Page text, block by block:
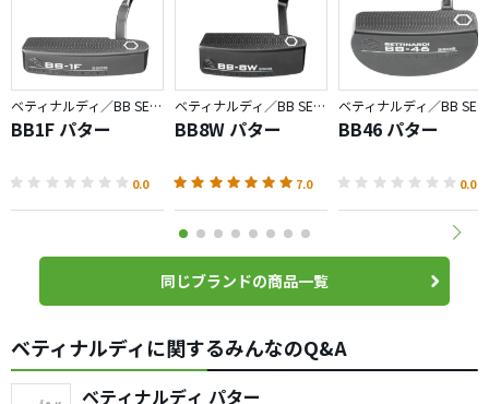
ベティナルディ／BB SERIES
BB1F パター
0.0
ベティナルディ／BB SERIES
BB8W パター
7.0
BB46 パター
0.0
同じブランドの商品一覧
ベティナルディに関するみんなのQ&A
ベティナルディ パター